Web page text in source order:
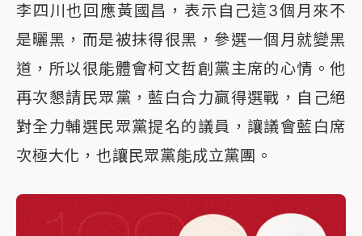
李四川也回應黃國昌，表示自己這3個月來不
是曬黑，而是被抹得很黑，參選一個月就變黑
道，所以很能體會柯文哲創黨主席的心情。他
再次懇請民眾黨，藍白合力贏得選戰，自己絕
對全力輔選民眾黨提名的議員，讓議會藍白席
次極大化，也讓民眾黨能成立黨團。